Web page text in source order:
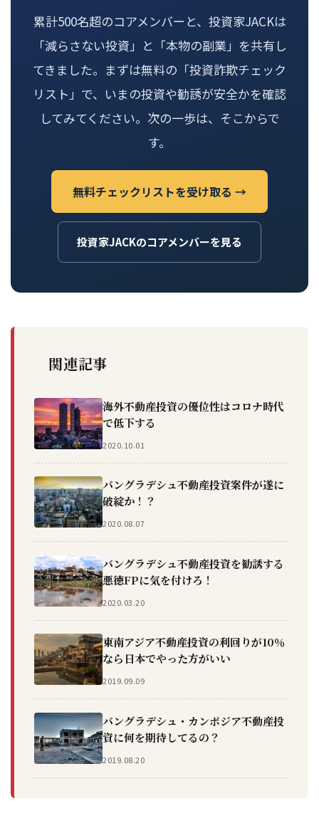
累計500名超のコアメンバーと、投資家JACKは
「減らさない投資」と「本物の副業」を共有し
てきました。まずは無料の「投資詐欺チェック
リスト」で、いまの投資や勧誘が安全かを確認
してみてください。次の一歩は、そこからで
す。
無料チェックリストを受け取る →
投資家JACKのコアメンバーを見る
関連記事
海外不動産投資の優位性はコロナ時代
で低下する
2020.10.01
バングラデシュ不動産投資案件が遂に
破綻か！？
2020.08.07
バングラデシュ不動産投資を勧誘する
悪徳FPに気を付けろ！
2020.03.20
東南アジア不動産投資の利回りが10％
なら日本でやった方がいい
2019.09.09
バングラデシュ・カンボジア不動産投
資に何を期待してるの？
2019.08.20